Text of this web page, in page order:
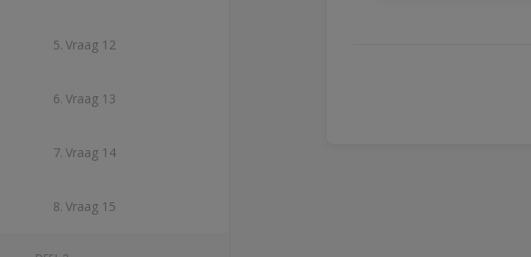
5. Vraag 12
6. Vraag 13
7. Vraag 14
8. Vraag 15